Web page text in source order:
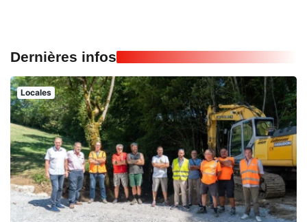
Dernières infos
Locales